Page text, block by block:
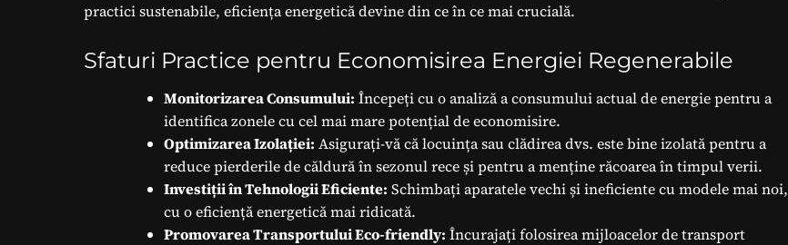
practici sustenabile, eficiența energetică devine din ce în ce mai crucială.
Sfaturi Practice pentru Economisirea Energiei Regenerabile
Monitorizarea Consumului: Începeți cu o analiză a consumului actual de energie pentru a
identifica zonele cu cel mai mare potențial de economisire.
Optimizarea Izolației: Asigurați-vă că locuința sau clădirea dvs. este bine izolată pentru a
reduce pierderile de căldură în sezonul rece și pentru a menține răcoarea în timpul verii.
Investiții în Tehnologii Eficiente: Schimbați aparatele vechi și ineficiente cu modele mai noi,
cu o eficiență energetică mai ridicată.
Promovarea Transportului Eco-friendly: Încurajați folosirea mijloacelor de transport